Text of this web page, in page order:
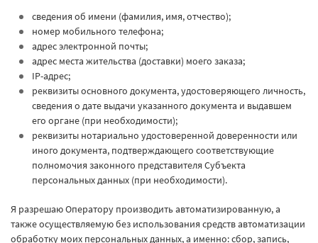
сведения об имени (фамилия, имя, отчество);
номер мобильного телефона;
адрес электронной почты;
адрес места жительства (доставки) моего заказа;
IP-адрес;
реквизиты основного документа, удостоверяющего личность,
сведения о дате выдачи указанного документа и выдавшем
его органе (при необходимости);
реквизиты нотариально удостоверенной доверенности или
иного документа, подтверждающего соответствующие
полномочия законного представителя Субъекта
персональных данных (при необходимости).
Я разрешаю Оператору производить автоматизированную, а
также осуществляемую без использования средств автоматизации
обработку моих персональных данных, а именно: сбор, запись,